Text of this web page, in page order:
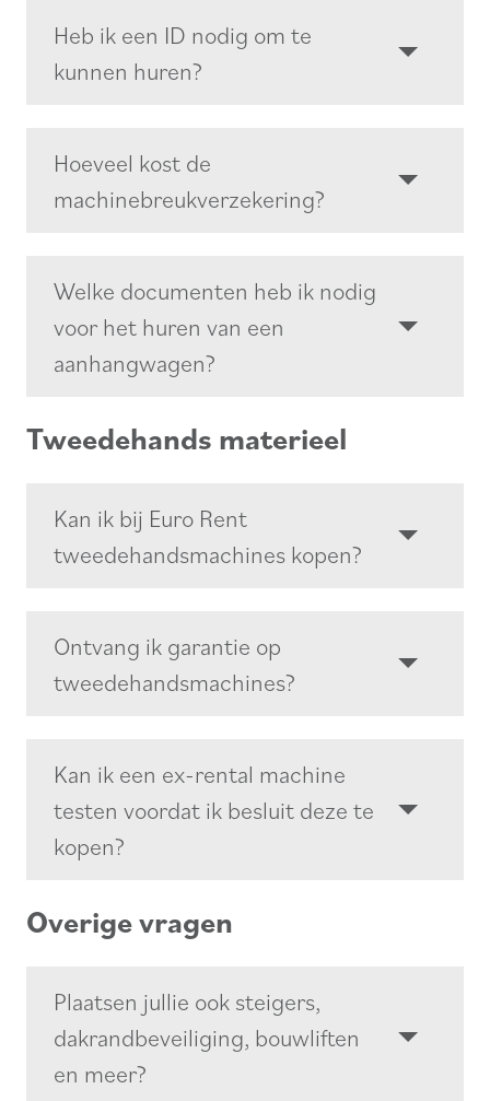
Heb ik een ID nodig om te
kunnen huren?
Hoeveel kost de
machinebreukverzekering?
Welke documenten heb ik nodig
voor het huren van een
aanhangwagen?
Tweedehands materieel
Kan ik bij Euro Rent
tweedehandsmachines kopen?
Ontvang ik garantie op
tweedehandsmachines?
Kan ik een ex-rental machine
testen voordat ik besluit deze te
kopen?
Overige vragen
Plaatsen jullie ook steigers,
dakrandbeveiliging, bouwliften
en meer?